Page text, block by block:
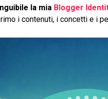
la mia Blogger
i contenuti, i concetti e i